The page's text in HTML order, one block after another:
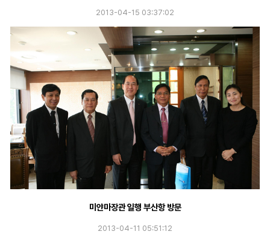
2013-04-15 03:37:02
미얀마장관 일행 부산항 방문
2013-04-11 05:51:12